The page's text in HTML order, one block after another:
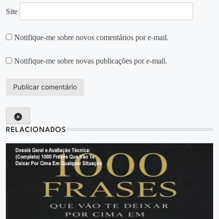
Site
Notifique-me sobre novos comentários por e-mail.
Notifique-me sobre novas publicações por e-mail.
RELACIONADOS